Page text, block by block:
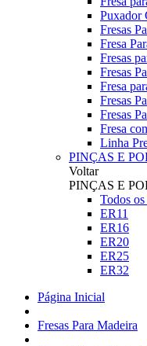
Puxador
Fresas
Fresa
Fresas
Fresas
Fresa
Fresas
Fresas
Fresa
Linha
PINÇAS E
Voltar
PINÇAS E
Todos
ER11
ER16
ER20
ER25
ER32
Página Inicial
Fresas Para Madeira